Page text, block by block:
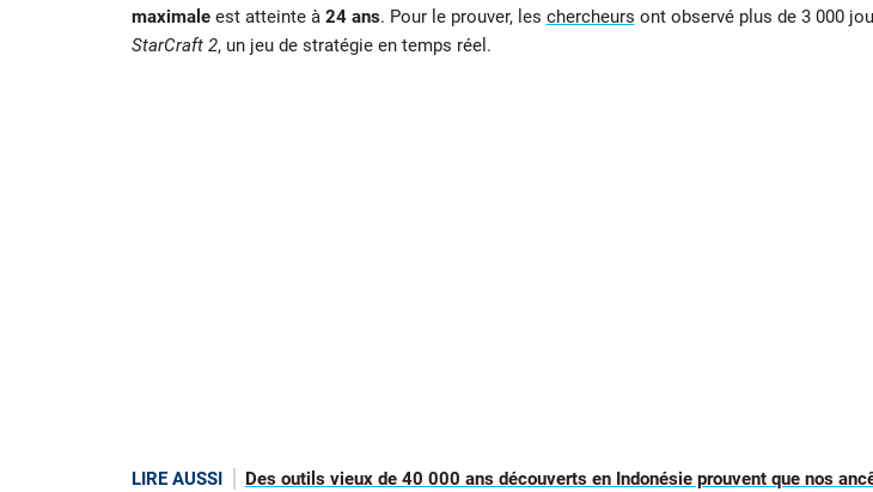
maximaleest atteinte à 24 ans. Pour le prouver, les chercheurs ont observé plus de 3 000
StarCraft 2, un jeu de stratégie en temps réel.
LIRE AUSSI
Des outils vieux de 40 000 ans découverts en Indonésie prouvent que nos